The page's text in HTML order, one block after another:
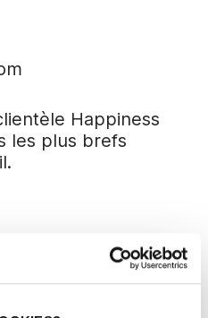
Happiness
les plus brefs